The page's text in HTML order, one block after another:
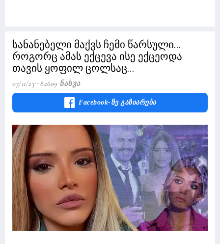
სანანებელი მაქვს ჩემი წარსული...
როგორც ამას ექცევა ისე ექცეოდა
თავის ყოფილ ცოლსაც...
07/11/23 82609 Ნახვა
Facebook-Ზე Გაზიარება